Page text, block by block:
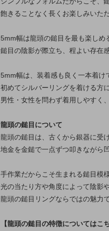
飽きることなく長くお楽しみいた
5mm幅は龍頭の鎚目を最も楽しめ
鎚目の陰影が際立ち、程よい存在
5mm幅は、装着感も良く一本着け
初めてシルバーリングを着ける方
男性・女性を問わず着用しやすく
龍頭の鎚目について
龍頭の鎚目は、古くから銀器に受
地金を金鎚で一点ずつ叩きながら
手作業だからこそ生まれる鎚目模
光の当たり方や角度によって陰影
龍頭の鎚目リングならではの魅力で
【龍頭の鎚目の特徴についてはこち